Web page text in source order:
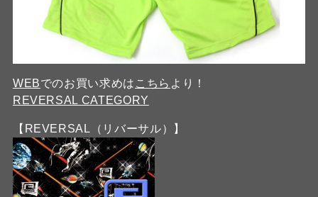
WEBでのお買い求めは こちら より！
REVERSAL CATEGORY
【REVERSAL（リバーサル）】